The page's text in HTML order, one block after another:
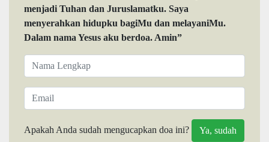
menjadi Tuhan dan Juruslamatku. Saya
menyerahkan hidupku bagiMu dan melayaniMu.
Dalam nama Yesus aku berdoa. Amin”
Apakah Anda sudah mengucapkan doa ini?